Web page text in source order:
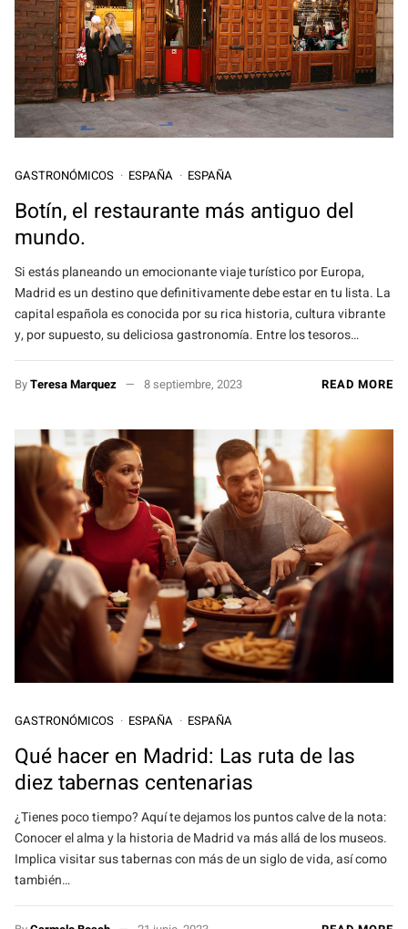
GASTRONÓMICOS ESPAÑA ESPAÑA
Botín, el restaurante más antiguo del
mundo.
Si estás planeando un emocionante viaje turístico por Europa,
Madrid es un destino que definitivamente debe estar en tu lista. La
capital española es conocida por su rica historia, cultura vibrante
y, por supuesto, su deliciosa gastronomía. Entre los tesoros…
ByTeresa Marquez 8 septiembre, 2023 READ MORE
GASTRONÓMICOS ESPAÑA ESPAÑA
Qué hacer en Madrid: Las ruta de las
diez tabernas centenarias
¿Tienes poco tiempo? Aquí te dejamos los puntos calve de la nota:
Conocer el alma y la historia de Madrid va más allá de los museos.
Implica visitar sus tabernas con más de un siglo de vida, así como
también…